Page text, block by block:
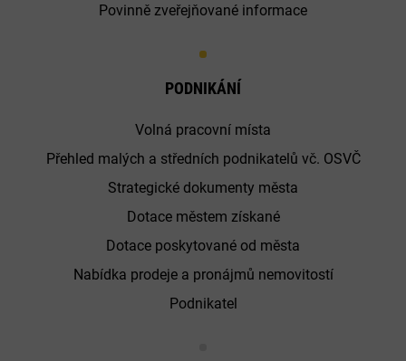
Povinně zveřejňované informace
PODNIKÁNÍ
Volná pracovní místa
Přehled malých a středních podnikatelů vč. OSVČ
Strategické dokumenty města
Dotace městem získané
Dotace poskytované od města
Nabídka prodeje a pronájmů nemovitostí
Podnikatel